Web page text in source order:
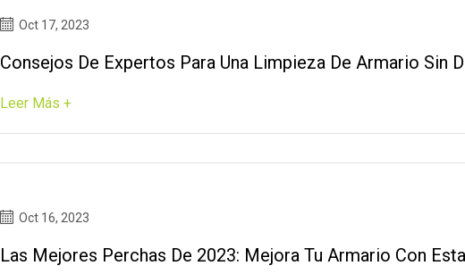
Oct 17, 2023
Consejos De Expertos Para Una Limpieza De Armario Sin
Leer Más +
Oct 16, 2023
Las Mejores Perchas De 2023: Mejora Tu Armario Con